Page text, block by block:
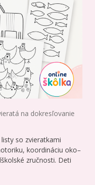
na dokresľovanie
so zvieratkami
koordináciu oko–
zručnosti. Deti